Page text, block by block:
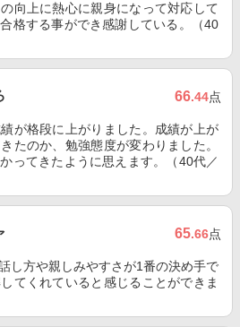
向上に熱心に親身になって対応して
格する事ができ感謝している。（40
66.44点
が格段に上がりました。成績が上が
たのか、勉強態度が変わりました。
ってきたように思えます。（40代／
65.66点
し方や親しみやすさが1番の決め手で
てくれていると感じることができま